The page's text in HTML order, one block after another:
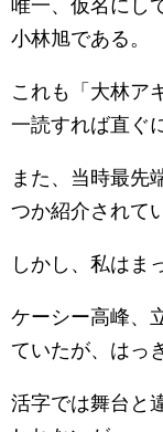
唯一、仮名にし
小林旭である。
これも「大林ア
一読すれば直ぐ
また、当時最先
つか紹介されて
しかし、私はま
ケーシー高峰、
ていたが、はっ
活字では舞台と